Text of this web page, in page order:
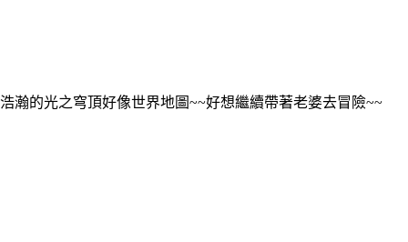
浩瀚的光之穹頂好像世界地圖~~好想繼續帶著老婆去冒險~~